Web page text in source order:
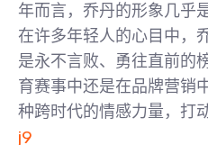
年而言，乔丹的形象几乎
在许多年轻人的心目中，
是永不言败、勇往直前的
育赛事中还是在品牌营销
种跨时代的情感力量，打
j9